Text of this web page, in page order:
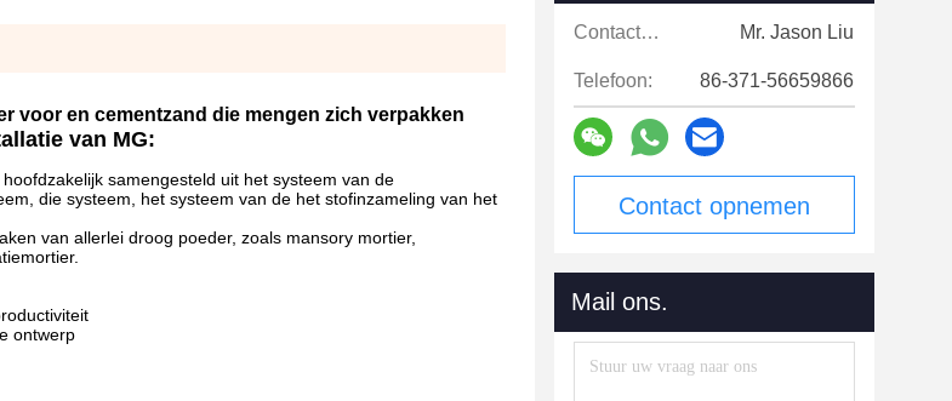
voor en cementzand die mengen zich verpakken
van MG:
samengesteld uit het systeem van de
die systeem, het systeem van de het stofinzameling van het
van allerlei droog poeder, zoals mansory mortier,
ontwerp
Contactpersonen: Mr. Jason Liu
Telefoon: 86-371-56659866
Contact opnemen
Mail ons.